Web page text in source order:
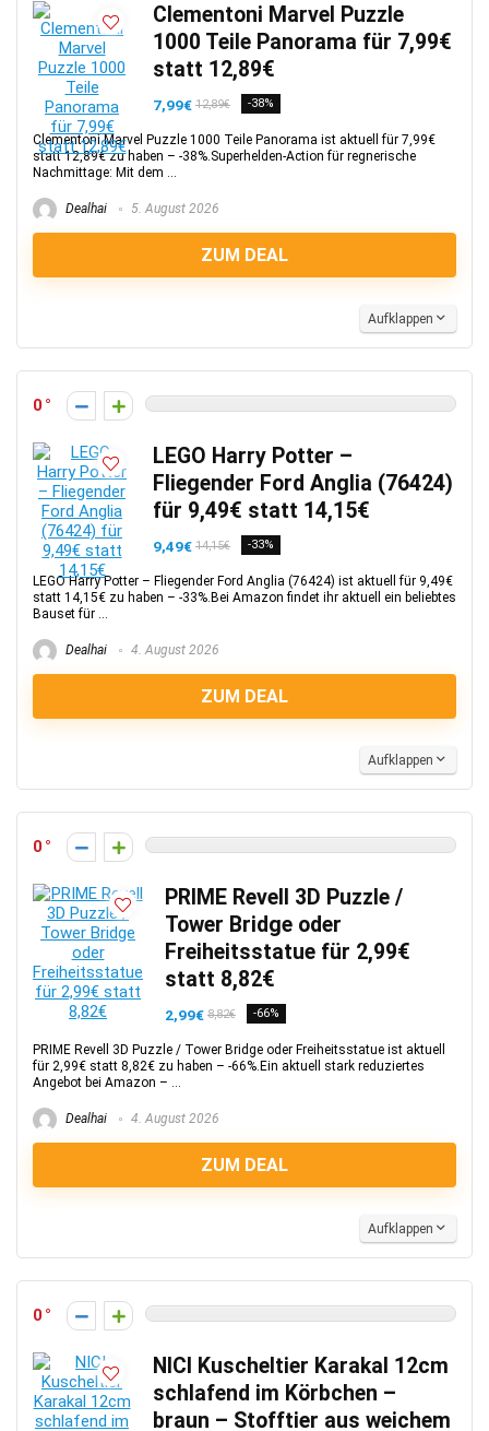
Clementoni Marvel Puzzle
1000 Teile Panorama für 7,99€
statt 12,89€
7,99€ 12,89€ -38%
Clementoni Marvel Puzzle 1000 Teile Panorama ist aktuell für 7,99€
statt 12,89€ zu haben – -38%.Superhelden-Action für regnerische
Nachmittage: Mit dem ...
Dealhai 5. August 2026
ZUM DEAL
Aufklappen
0
LEGO Harry Potter –
Fliegender Ford Anglia (76424)
für 9,49€ statt 14,15€
9,49€ 14,15€ -33%
LEGO Harry Potter – Fliegender Ford Anglia (76424) ist aktuell für 9,49€
statt 14,15€ zu haben – -33%.Bei Amazon findet ihr aktuell ein beliebtes
Bauset für ...
Dealhai 4. August 2026
ZUM DEAL
Aufklappen
0
PRIME Revell 3D Puzzle /
Tower Bridge oder
Freiheitsstatue für 2,99€
statt 8,82€
2,99€ 8,82€ -66%
PRIME Revell 3D Puzzle / Tower Bridge oder Freiheitsstatue ist aktuell
für 2,99€ statt 8,82€ zu haben – -66%.Ein aktuell stark reduziertes
Angebot bei Amazon – ...
Dealhai 4. August 2026
ZUM DEAL
Aufklappen
0
NICI Kuscheltier Karakal 12cm
schlafend im Körbchen –
braun – Stofftier aus weichem